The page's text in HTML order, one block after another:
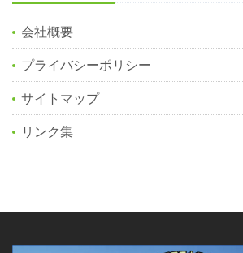
会社概要
プライバシーポリシー
サイトマップ
リンク集